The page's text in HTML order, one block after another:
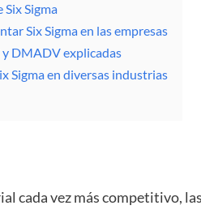
Sigma
Six Sigma en las empresas
DMADV explicadas
Sigma en diversas industrias
cada vez más competitivo,